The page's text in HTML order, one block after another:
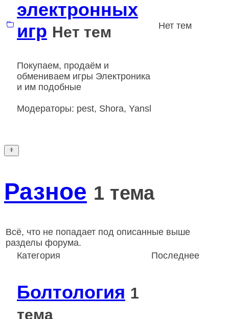
электронных
игр Нет тем
Покупаем, продаём и
обмениваем игры Электроника
и им подобные
Модераторы: pest, Shora, Yansl
Нет тем
Разное 1 тема
Всё, что не попадает под описанные выше
разделы форума.
Категория
Последнее
Болтология 1
тема